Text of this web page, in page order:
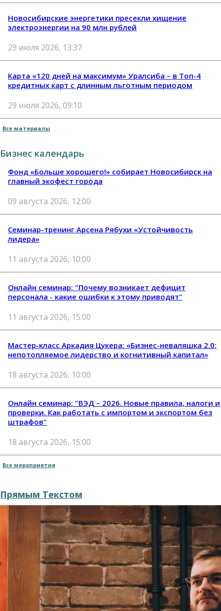
Новосибирские энергетики пресекли хищение
электроэнергии на 90 млн рублей
29 июля 2026, 13:37
Карта «120 дней на максимум» Уралсиба – в Топ-4
кредитных карт с длинным льготным периодом
29 июля 2026, 09:10
Все материалы
Бизнес календарь
Фонд «Больше хорошего!» собирает Новосибирск на
главный экофест города
09 августа 2026, 12:00
Семинар-тренинг Арсена Рябухи «Устойчивость
лидера»
11 августа 2026, 10:00
Онлайн семинар: "Почему возникает дефицит
персонала - какие ошибки к этому приводят"
11 августа 2026, 15:00
Мастер-класс Аркадия Цукера: «Бизнес-неваляшка 2.0:
непотопляемое лидерство и когнитивный капитал»
18 августа 2026, 10:00
Онлайн семинар: "ВЭД – 2026. Новые правила, налоги и
проверки. Как работать с импортом и экспортом без
штрафов"
18 августа 2026, 15:00
Все мероприятия
Прямым Текстом